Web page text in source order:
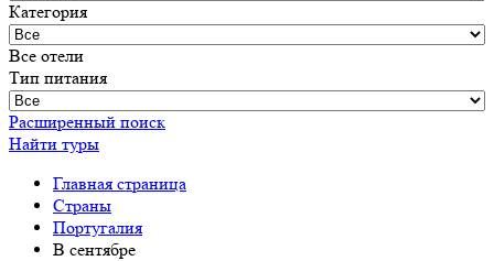
Категория
Все отели
Тип питания
Расширенный поиск
Найти туры
Главная страница
Cтраны
Португалия
В сентябре